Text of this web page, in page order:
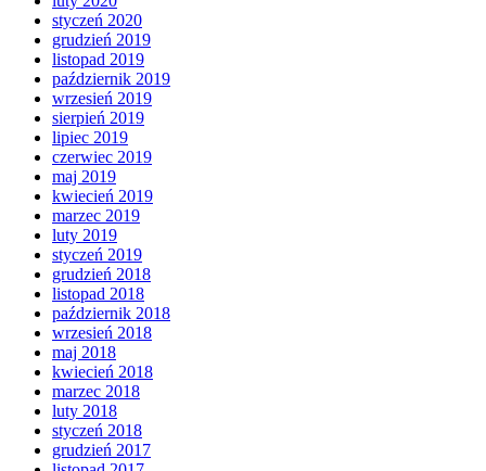
styczeń 2020
grudzień 2019
listopad 2019
październik 2019
wrzesień 2019
sierpień 2019
lipiec 2019
czerwiec 2019
maj 2019
kwiecień 2019
marzec 2019
luty 2019
styczeń 2019
grudzień 2018
listopad 2018
październik 2018
wrzesień 2018
maj 2018
kwiecień 2018
marzec 2018
luty 2018
styczeń 2018
grudzień 2017